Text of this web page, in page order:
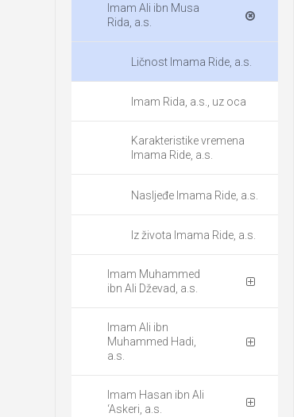
Imam Ali ibn Musa
Rida, a.s.
Ličnost Imama Ride, a.s.
Imam Rida, a.s., uz oca
Karakteristike vremena
Imama Ride, a.s.
Nasljeđe Imama Ride, a.s.
Iz života Imama Ride, a.s.
Imam Muhammed
ibn Ali Dževad, a.s.
Imam Ali ibn
Muhammed Hadi,
a.s.
Imam Hasan ibn Ali
‘Askeri, a.s.